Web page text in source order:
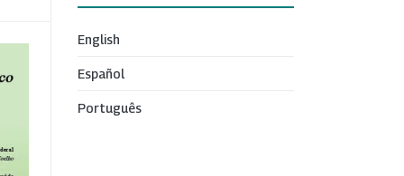
English
Español
Português